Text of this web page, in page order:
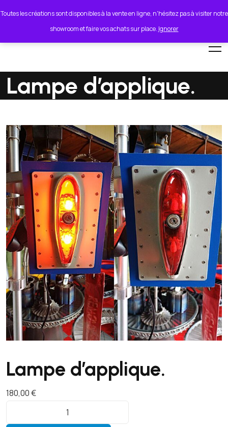
Toutes les créations sont disponibles à la vente en ligne, n'hésitez pas à visiter notre
showroom et faire vos achats sur place. Ignorer
lionel.cordeiro55@orange.fr
Lampe d’applique.
Lampe d’applique.
180,00€